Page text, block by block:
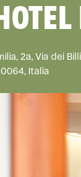
2a, Via dei
Italia